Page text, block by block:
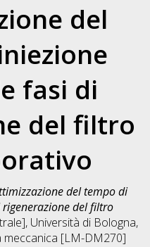
del
fasi di
del filtro
del tempo di
del filtro
Università di Bologna,
meccanica [LM-DM270]